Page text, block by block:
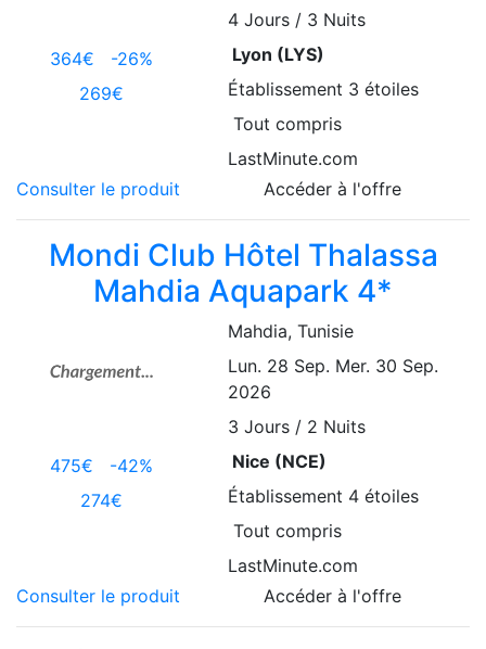
364€ -26%
269€
4Jours / 3 Nuits
Lyon (LYS)
Établissement 3 étoiles
Tout compris
LastMinute.com
Consulter le produit
Accéder à l'offre
Mondi Club Hôtel Thalassa
Mahdia Aquapark 4*
475€ -42%
274€
Mahdia, Tunisie
Lun. 28 Sep. Mer. 30 Sep.
2026
3 Jours / 2 Nuits
Nice (NCE)
Établissement 4 étoiles
Tout compris
LastMinute.com
Consulter le produit
Accéder à l'offre